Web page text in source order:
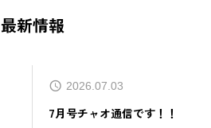
最新情報
2026.07.03
7月号チャオ通信です！！